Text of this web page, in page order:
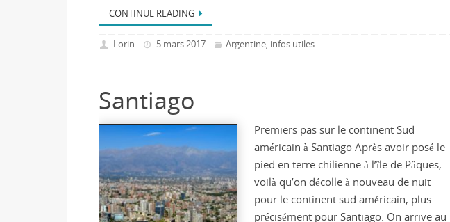
CONTINUE READING
Lorin 5 mars 2017 Argentine, infos utiles
Santiago
Premiers pas sur le continent Sud
américain à Santiago Après avoir posé le
pied en terre chilienne à l’île de Pâques,
voilà qu’on décolle à nouveau de nuit
pour le continent sud américain, plus
précisément pour Santiago. On arrive au